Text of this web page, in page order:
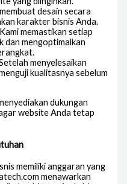
desain secara
karakter bisnis Anda.
memastikan setiap
dan mengoptimalkan
menyelesaikan
kualitasnya sebelum
dukungan
website Anda tetap
memiliki anggaran yang
menawarkan